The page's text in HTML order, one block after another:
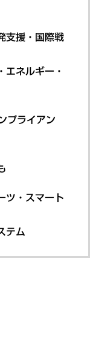
支援・国際戦
エネルギー・
プライアン
ツ・スマート
テム